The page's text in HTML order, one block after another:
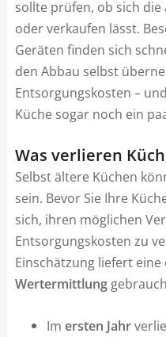
sollte prüfen, ob sich
oder verkaufen lässt.
Geräten finden sich
den Abbau selbst
Entsorgungskosten –
Küche sogar noch ein
Was verlieren
Selbst ältere Küchen
sein. Bevor Sie Ihre
sich, ihren möglichen
Entsorgungskosten zu
Einschätzung liefert eine
Wertermittlung
Im ersten Jahr